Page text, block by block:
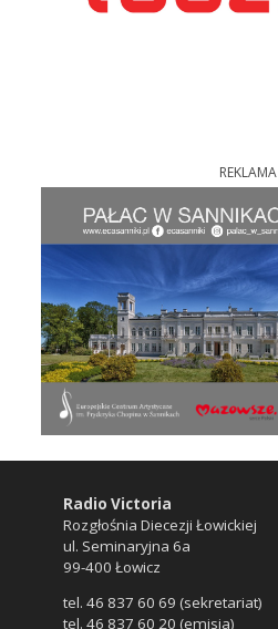
REKLAMA
Radio Victoria
Rozgłośnia Diecezji Łowickiej
ul. Seminaryjna 6a
99-400 Łowicz
tel. 46 837 60 69 (sekretariat)
tel. 46 837 60 20 (emisja)